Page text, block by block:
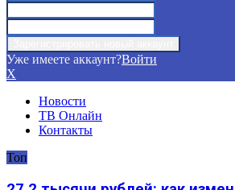
Уже имеете аккаунт?Войти
X
Новости
ТВ Онлайн
Контакты
Топ